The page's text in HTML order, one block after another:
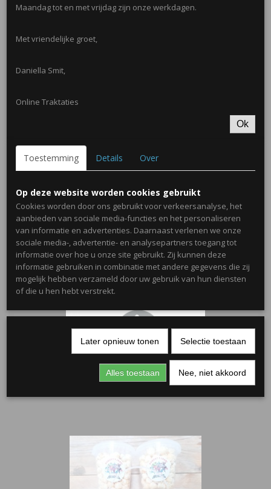
€ 0,50
Maandag tot en met vrijdag zijn onze werkdagen.
Met vriendelijke groet,
Daniella Smit,
Online Traktaties
Ok
Toestemming Details Over
Op deze website worden cookies gebruikt
Cookies worden door ons gebruikt voor verkeersanalyse, het
aanbieden van sociale media-functies en het personaliseren
van informatie en advertenties. Daarnaast verlenen we onze
sociale media-, advertentie- en analysepartners toegang tot
informatie over hoe u onze site gebruikt. Zij kunnen deze
informatie gebruiken in combinatie met andere gegevens die zij
mogelijk hebben verzameld door uw gebruik van hun diensten
of die u hen hebt verstrekt.
Later opnieuw tonen Selectie toestaan
Alles toestaan Nee, niet akkoord